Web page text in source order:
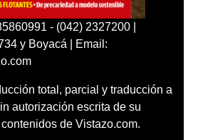
- (042) 2327200 |
y Boyacá | Email:
total, parcial y traducción a
autorización escrita de su
de Vistazo.com.